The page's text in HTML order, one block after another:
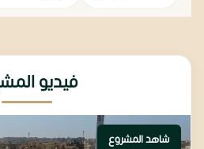
فيديو
شاهد المشروع